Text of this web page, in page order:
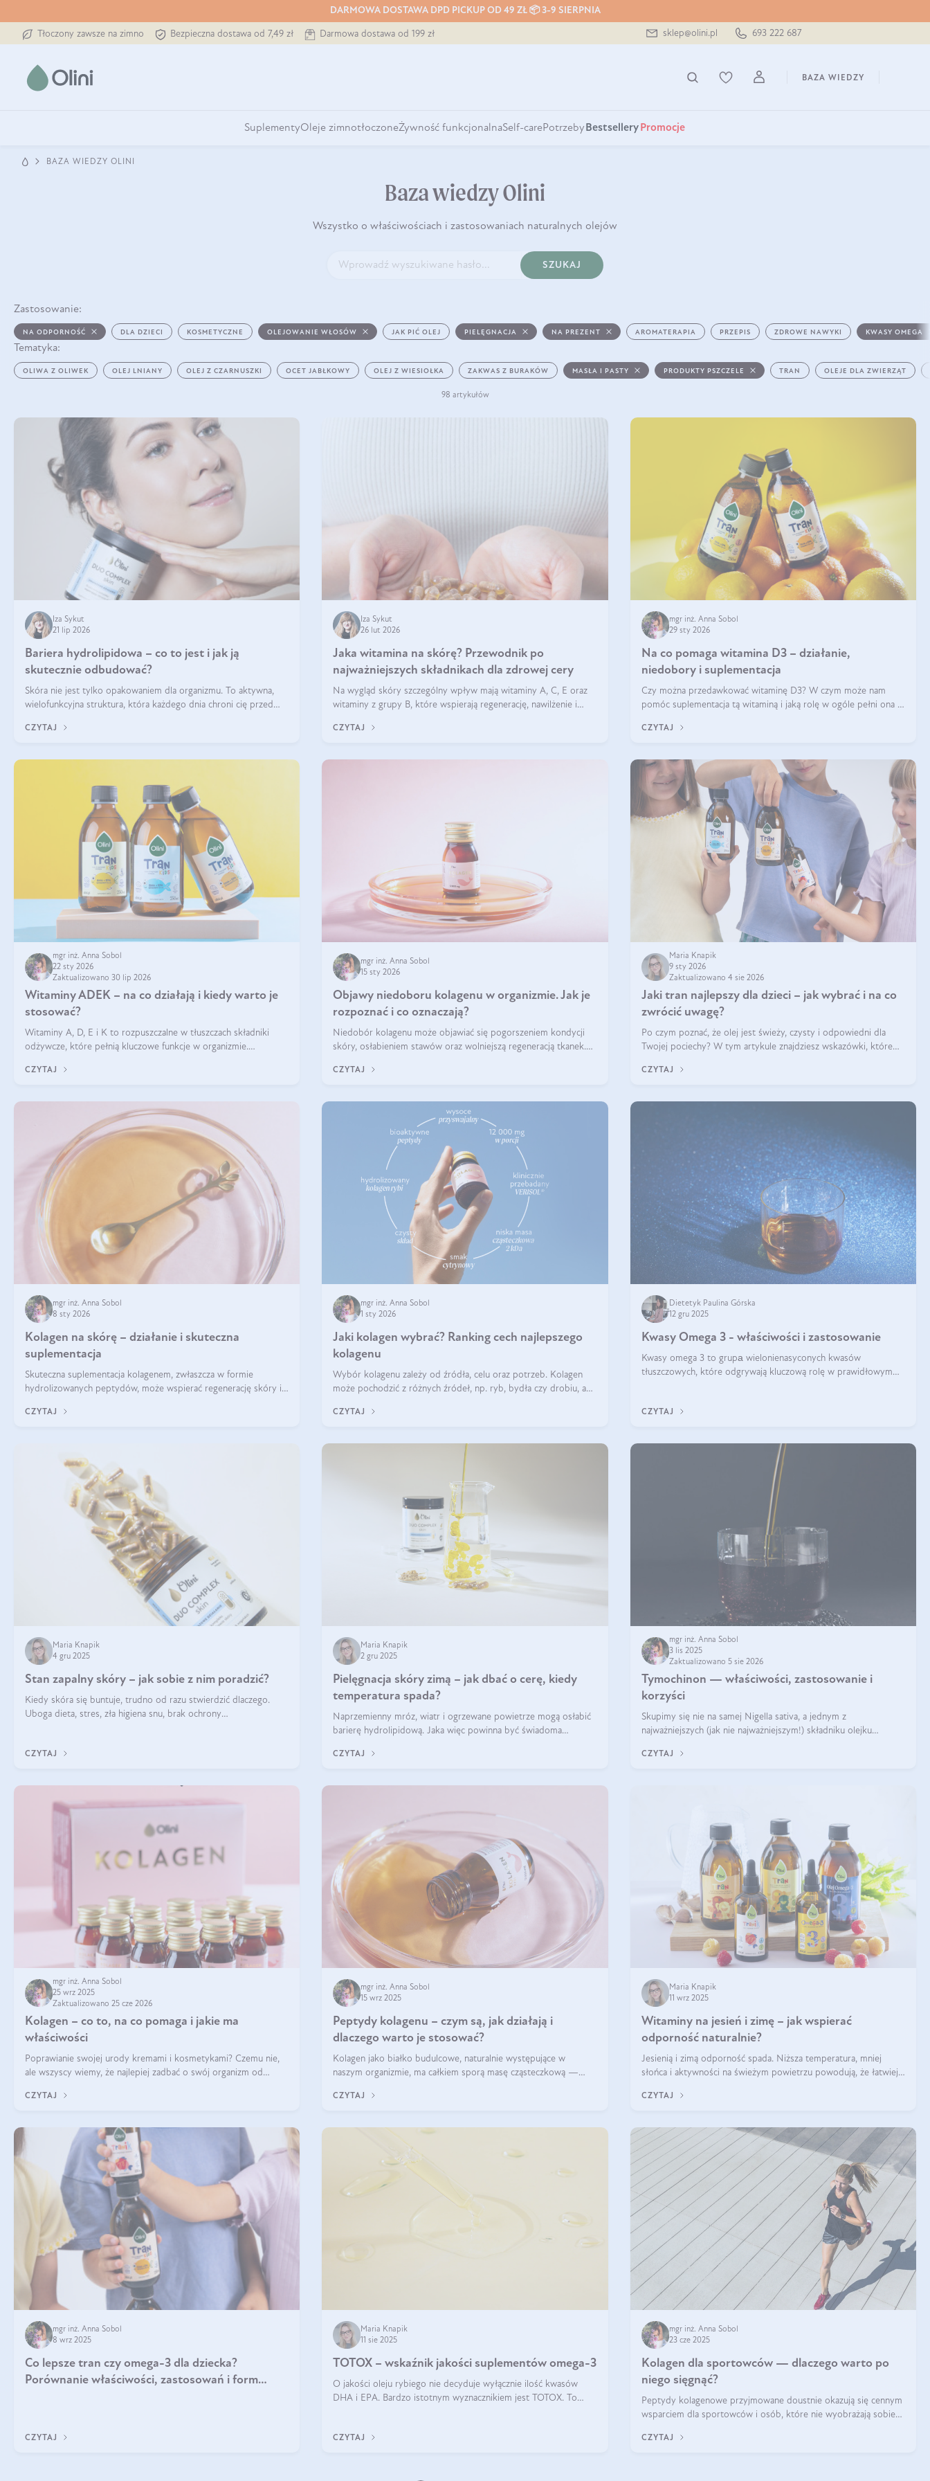
DARMOWA DOSTAWA DPD PICKUP OD 49 ZŁ 📦 3-9 SIERPNIA
Tłoczony zawsze na zimno Bezpieczna dostawa od 7,49 zł Darmowa dostawa od 199 zł sklep@olini.pl 693 222 687
BAZA WIEDZY
SuplementyOleje zimnotłoczoneŻywność funkcjonalnaSelf-carePotrzeby Bestsellery Promocje
BAZA WIEDZY OLINI
Baza wiedzy Olini
Wszystko o właściwościach i zastosowaniach naturalnych olejów
SZUKAJ
Zastosowanie:
NA ODPORNOŚĆ DLA DZIECI KOSMETYCZNE OLEJOWANIE WŁOSÓW JAK PIĆ OLEJ PIELĘGNACJA NA PREZENT AROMATERAPIA PRZEPIS ZDROWE NAWYKI KWASY OMEGA
Tematyka:
OLIWA Z OLIWEK OLEJ LNIANY OLEJ Z CZARNUSZKI OCET JABŁKOWY OLEJ Z WIESIOŁKA ZAKWAS Z BURAKÓW MASŁA I PASTY PRODUKTY PSZCZELE TRAN OLEJE DLA ZWIERZĄT
98 artykułów
Iza Sykut
21 lip 2026
Bariera hydrolipidowa – co to jest i jak ją
skutecznie odbudować?
Skóra nie jest tylko opakowaniem dla organizmu. To aktywna,
wielofunkcyjna struktura, która każdego dnia chroni cię przed
środowiskowymi. Jednym z jej kluczowych elementów jest
CZYTAJ
Iza Sykut
26 lut 2026
Jaka witamina na skórę? Przewodnik po
najważniejszych składnikach dla zdrowej cery
Na wygląd skóry szczególny wpływ mają witaminy A, C, E oraz
witaminy z grupy B, które wspierają regenerację, nawilżenie i
CZYTAJ
mgr inż. Anna Sobol
29 sty 2026
Na co pomaga witamina D3 – działanie,
niedobory i suplementacja
Czy można przedawkować witaminę D3? W czym może nam
pomóc suplementacja tą witaminą i jaką rolę w ogóle pełni ona w
zalecane jest jesienią i zimą, ale czy wiesz, dlaczego warto to
CZYTAJ
mgr inż. Anna Sobol
22 sty 2026
Zaktualizowano 30 lip 2026
Witaminy ADEK – na co działają i kiedy warto je
stosować?
Witaminy A, D, E i K to rozpuszczalne w tłuszczach składniki
odżywcze, które pełnią kluczowe funkcje w organizmie.
krzepliwość krwi oraz mineralizację kości.
CZYTAJ
mgr inż. Anna Sobol
15 sty 2026
Objawy niedoboru kolagenu w organizmie. Jak je
rozpoznać i co oznaczają?
Niedobór kolagenu może objawiać się pogorszeniem kondycji
skóry, osłabieniem stawów oraz wolniejszą regeneracją tkanek.
skóry, bóle stawów, łamliwość paznokci oraz osłabienie włosów.
CZYTAJ
Maria Knapik
9 sty 2026
Zaktualizowano 4 sie 2026
Jaki tran najlepszy dla dzieci – jak wybrać i na co
zwrócić uwagę?
Po czym poznać, że olej jest świeży, czysty i odpowiedni dla
Twojej pociechy? W tym artykule znajdziesz wskazówki, które
CZYTAJ
mgr inż. Anna Sobol
8 sty 2026
Kolagen na skórę – działanie i skuteczna
suplementacja
Skuteczna suplementacja kolagenem, zwłaszcza w formie
hydrolizowanych peptydów, może wspierać regenerację skóry i
regularnością stosowania.
CZYTAJ
mgr inż. Anna Sobol
1 sty 2026
Jaki kolagen wybrać? Ranking cech najlepszego
kolagenu
Wybór kolagenu zależy od źródła, celu oraz potrzeb. Kolagen
może pochodzić z różnych źródeł, np. ryb, bydła czy drobiu, a
sprawdza się kolagen rybi, a dla wspierania stawów — kolagen
CZYTAJ
Dietetyk Paulina Górska
12 gru 2025
Kwasy Omega 3 - właściwości i zastosowanie
Kwasy omega 3 to grupа wielonienasyconych kwasów
tłuszczowych, które odgrywają kluczową rolę w prawidłowym
CZYTAJ
Maria Knapik
4 gru 2025
Stan zapalny skóry – jak sobie z nim poradzić?
Kiedy skóra się buntuje, trudno od razu stwierdzić dlaczego.
Uboga dieta, stres, zła higiena snu, brak ochrony
CZYTAJ
Maria Knapik
2 gru 2025
Pielęgnacja skóry zimą – jak dbać o cerę, kiedy
temperatura spada?
Naprzemienny mróz, wiatr i ogrzewane powietrze mogą osłabić
barierę hydrolipidową. Jaka więc powinna być świadoma
CZYTAJ
mgr inż. Anna Sobol
3 lis 2025
Zaktualizowano 5 sie 2026
Tymochinon — właściwości, zastosowanie i
korzyści
Skupimy się nie na samej Nigella sativa, a jednym z
najważniejszych (jak nie najważniejszym!) składniku olejku
CZYTAJ
mgr inż. Anna Sobol
25 wrz 2025
Zaktualizowano 25 cze 2026
Kolagen – co to, na co pomaga i jakie ma
właściwości
Poprawianie swojej urody kremami i kosmetykami? Czemu nie,
ale wszyscy wiemy, że najlepiej zadbać o swój organizm od
zewnętrzny prezentował się zdrowo i atrakcyjnie. Stosowanie
CZYTAJ
mgr inż. Anna Sobol
15 wrz 2025
Peptydy kolagenu – czym są, jak działają i
dlaczego warto je stosować?
Kolagen jako białko budulcowe, naturalnie występujące w
naszym organizmie, ma całkiem sporą masę cząsteczkową —
formie, byłby trudno strawialny. Aby był lepiej przyswajalny i
CZYTAJ
Maria Knapik
11 wrz 2025
Witaminy na jesień i zimę – jak wspierać
odporność naturalnie?
Jesienią i zimą odporność spada. Niższa temperatura, mniej
słońca i aktywności na świeżym powietrzu powodują, że łatwiej
wspierać układ immunologiczny. Co warto suplementować
CZYTAJ
mgr inż. Anna Sobol
8 wrz 2025
Co lepsze tran czy omega-3 dla dziecka?
Porównanie właściwości, zastosowań i form
CZYTAJ
Maria Knapik
11 sie 2025
TOTOX – wskaźnik jakości suplementów omega-3
O jakości oleju rybiego nie decyduje wyłącznie ilość kwasów
DHA i EPA. Bardzo istotnym wyznacznikiem jest TOTOX. To
CZYTAJ
mgr inż. Anna Sobol
23 cze 2025
Kolagen dla sportowców — dlaczego warto po
niego sięgnąć?
Peptydy kolagenowe przyjmowane doustnie okazują się cennym
wsparciem dla sportowców i osób, które nie wyobrażają sobie
CZYTAJ